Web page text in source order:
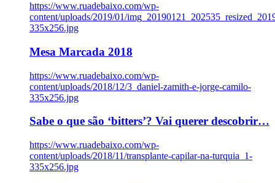
https://www.ruadebaixo.com/wp-
content/uploads/2019/01/
335x256.jpg
Mesa Marcada 2018
https://www.ruadebaixo.com/wp-
content/uploads/2018/12/3_daniel-zamith-e-jorge-camilo-
335x256.jpg
Sabe o que são ‘bitters’? Vai querer descobrir…
https://www.ruadebaixo.com/wp-
content/uploads/2018/11/transplante-capilar-na-turquia_1-
335x256.jpg